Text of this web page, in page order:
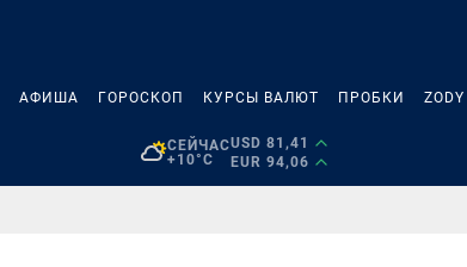
АФИША ГОРОСКОП КУРСЫ ВАЛЮТ ПРОБКИ ZODY
СЕЙЧАС
+10°C
USD 81,41
EUR 94,06